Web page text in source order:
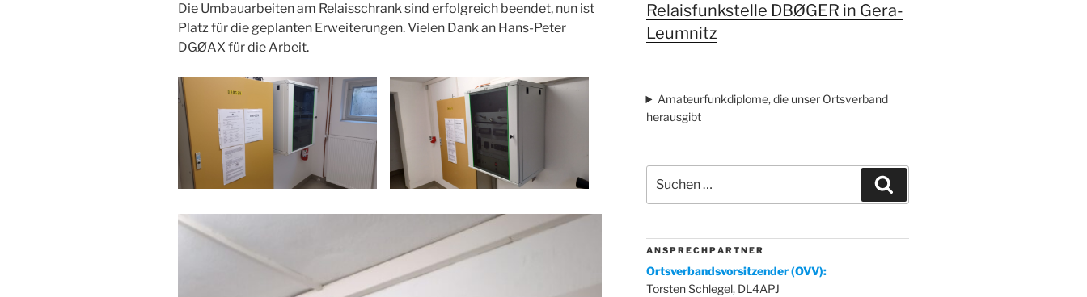
Die Umbauarbeiten am Relaisschrank sind erfolgreich beendet, nun ist
Platz für die geplanten Erweiterungen. Vielen Dank an Hans-Peter
DGØAX für die Arbeit.
Relaisfunkstelle DBØGER in Gera-
Leumnitz
Amateurfunkdiplome, die unser Ortsverband
herausgibt
nach:
A N S P R E C H P A R T N E R
Ortsverbandsvorsitzender (OVV):
Torsten Schlegel, DL4APJ